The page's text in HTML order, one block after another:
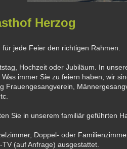
Herzog
für jede Feier den richtigen Rahmen.
Hochzeit oder Jubiläum. In
Was immer Sie zu feiern haben, wir
Frauengesangverein,
Sie in unserem familiär geführten
Doppel- oder
TV (auf Anfrage) ausgestattet.